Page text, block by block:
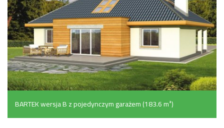
BARTEK wersja B z pojedynczym garażem (183.6 m²)